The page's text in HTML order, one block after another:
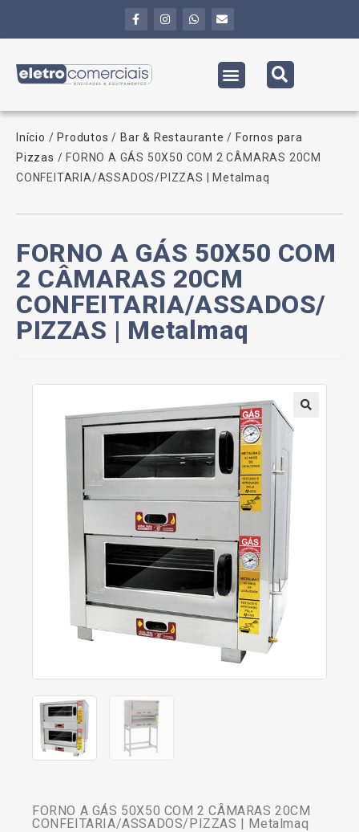
Início / Produtos / Bar & Restaurante / Fornos para
Pizzas / FORNO A GÁS 50X50 COM 2 CÂMARAS 20CM
CONFEITARIA/ASSADOS/PIZZAS | Metalmaq
FORNO A GÁS 50X50 COM
2 CÂMARAS 20CM
CONFEITARIA/ASSADOS/
PIZZAS | Metalmaq
FORNO A GÁS 50X50 COM 2 CÂMARAS 20CM
CONFEITARIA/ASSADOS/PIZZAS | Metalmaq